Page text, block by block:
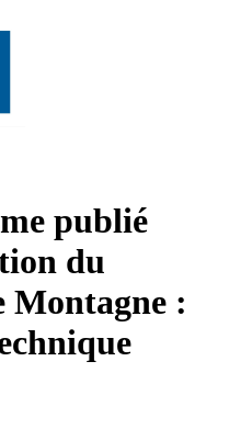
publié
du
Montagne :